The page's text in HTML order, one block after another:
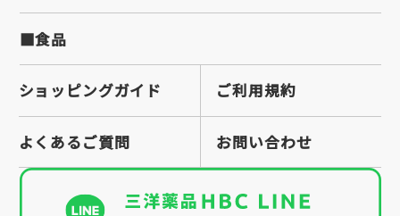
■食品
ショッピングガイド ご利用規約
よくあるご質問 お問い合わせ